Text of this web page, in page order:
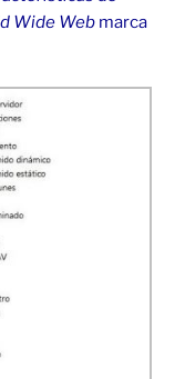
Wide Web marca